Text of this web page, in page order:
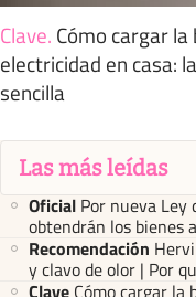
Clave. Cómo cargar
electricidad en casa:
sencilla
Las más leídas
Oficial Por nueva Ley
obtendrán los bienes
Recomendación
y clavo de olor | Por